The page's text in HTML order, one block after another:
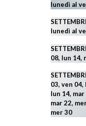
lunedì al
lunedì al
08, lun 14,
03, ven 04,
lun 14,
mar 22,
mer 30